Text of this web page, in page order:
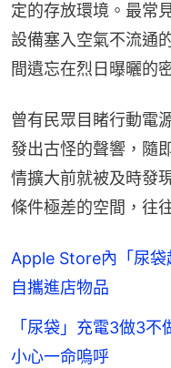
定的存放環境。最常
設備塞入空氣不流通
間遺忘在烈日曝曬的
曾有民眾目睹行動電
發出古怪的聲響，隨
情擴大前就被及時發
條件極差的空間，往
Apple Store內「尿
自攜進店物品
「尿袋」充電3做3
小心一命嗚呼